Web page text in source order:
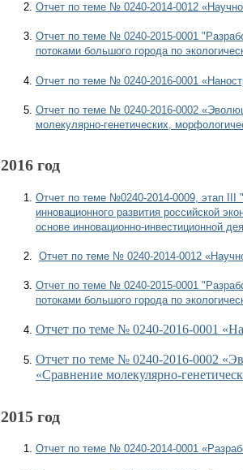
Отчет по теме № 0240-2014-0012
Отчет по теме № 0240-2015-0001
потоками большого города по
Отчет по теме № 0240-2016-0001
Отчет по теме № 0240-2016-0002
молекулярно-генетических,
2016 год
Отчет по теме №0240-2014-0009, этап III
инновационного развития российской
основе инновационно-инвестиционной
Отчет по теме № 0240-2014-0012
Отчет по теме № 0240-2015-0001
потоками большого города по
Отчет по теме № 0240-2016-0001
Отчет по теме № 0240-2016-0002
«Сравнение молекулярно-
2015 год
Отчет по теме № 0240-2014-0001